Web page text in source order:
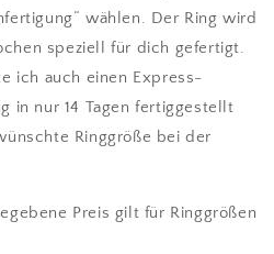
wählen. Der Ring wird
speziell für dich gefertigt.
ich auch einen Express-
in nur 14 Tagen fertiggestellt
Ringgröße bei der
Preis gilt für Ringgrößen